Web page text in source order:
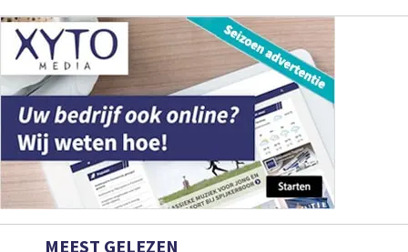
MEEST GELEZEN